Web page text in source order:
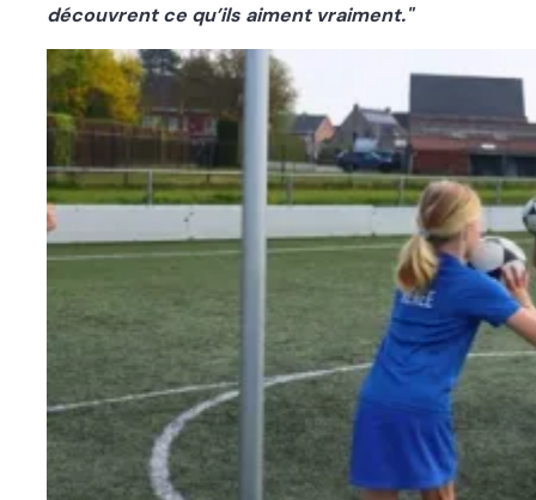
découvrent ce qu’ils aiment vraiment."